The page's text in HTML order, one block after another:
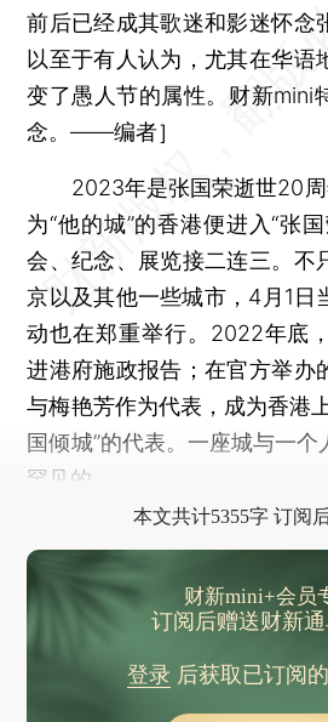
前后已经成其歌迷和影迷怀念
以至于有人认为，尤其在华语
变了愚人节的属性。财新mini
念。——编者］
2023年是张国荣逝世20周
为“他的城”的香港便进入“张
会、纪念、展览接二连三。不
京以及其他一些城市，4月1日
动也在郑重举行。2022年底
进港府施政报告；在官方举办
与梅艳芳作为代表，成为香港
国倾城”的代表。一座城与一
罕见的。
本文共计5355字 订阅
财新mini+会员
订阅后赠送财新
登录后获取已订阅